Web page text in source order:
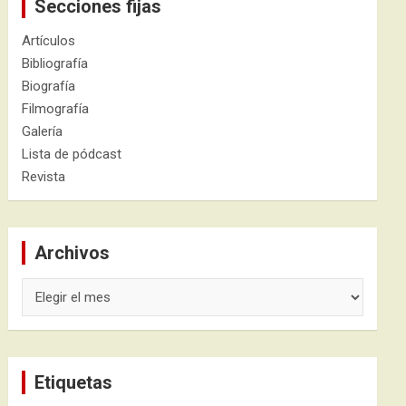
Secciones fijas
Artículos
Bibliografía
Biografía
Filmografía
Galería
Lista de pódcast
Revista
Archivos
Etiquetas